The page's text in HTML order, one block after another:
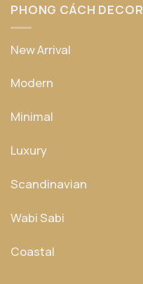
PHONG CÁCH DECOR
New Arrival
Modern
Minimal
Luxury
Scandinavian
Wabi Sabi
Coastal